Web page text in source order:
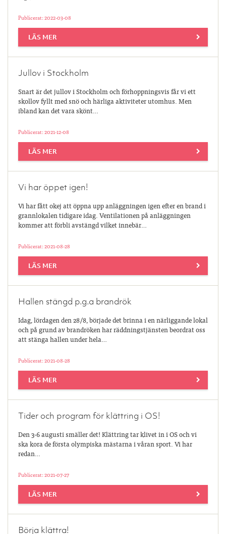
Publicerat: 2022-03-08
LÄS MER
Jullov i Stockholm
Snart är det jullov i Stockholm och förhoppningsvis får vi ett
skollov fyllt med snö och härliga aktiviteter utomhus. Men
ibland kan det vara skönt…
Publicerat: 2021-12-08
LÄS MER
Vi har öppet igen!
Vi har fått okej att öppna upp anläggningen igen efter en brand i
grannlokalen tidigare idag. Ventilationen på anläggningen
kommer att förbli avstängd vilket innebär…
Publicerat: 2021-08-28
LÄS MER
Hallen stängd p.g.a brandrök
Idag, lördagen den 28/8, började det brinna i en närliggande lokal
och på grund av brandröken har räddningstjänsten beordrat oss
att stänga hallen under hela…
Publicerat: 2021-08-28
LÄS MER
Tider och program för klättring i OS!
Den 3-6 augusti smäller det! Klättring tar klivet in i OS och vi
ska kora de första olympiska mästarna i våran sport. Vi har
redan…
Publicerat: 2021-07-27
LÄS MER
Börja klättra!